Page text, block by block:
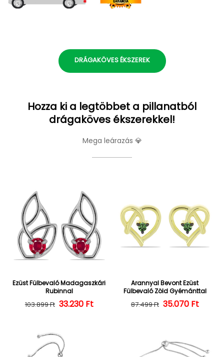
DRÁGAKÖVES ÉKSZEREK
Hozza ki a legtöbbet a pillanatból
drágaköves ékszerekkel!
Mega leárazás 💎
Ezüst Fülbevaló Madagaszkári
Rubinnal
Normál ár
103.899 Ft Kedvezményes ár
33.230 Ft
Arannyal Bevont Ezüst
Fülbevaló Zöld Gyémánttal
Normál ár
87.499 Ft 35.070 Ft